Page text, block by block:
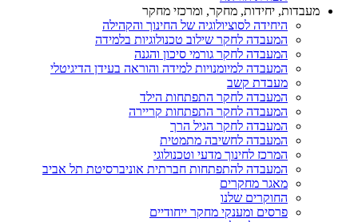
מעבדות, יחידות, מחקר, ומרכזי מחקר
היחידה לסוציולוגיה של החינוך והקהילה
המעבדה לחקר שילוב טכנולוגיות בלמידה
המעבדה לחקר גורמי סיכון והגנה
המעבדה למיומנויות למידה והוראה בעידן הדיגיטלי
מעבדת קשב
המעבדה לחקר התפתחות הילד
המעבדה לחקר התפתחות קריירה
המעבדה לחקר הגיל הרך
המעבדה לחשיבה מתמטית
המרכז לחינוך מדעי וטכנולוגי
המעבדה להתפתחות חברתית אוניברסיטת תל אביב
מאגר מחקרים
החוקרים שלנו
פרסים ומענקי מחקר ייחודיים